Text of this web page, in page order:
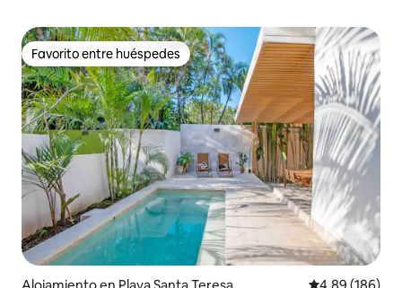
Favorito entre huéspedes
Favorito entre huéspedes